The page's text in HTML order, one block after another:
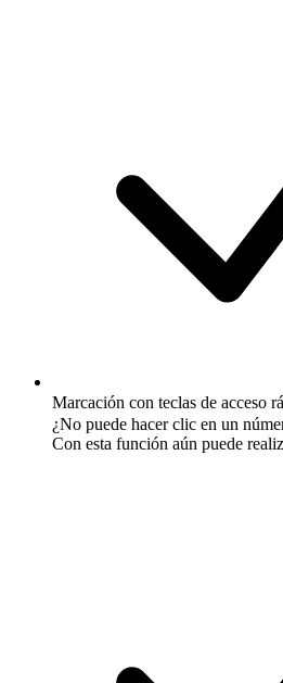
Marcación con teclas de acceso
¿No puede hacer clic en un
Con esta función aún puede